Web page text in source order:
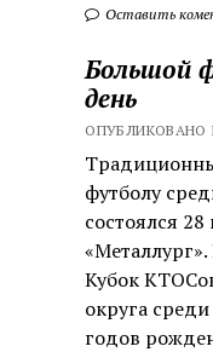
Оставить
Большой
день
ОПУБЛИКОВАНО
футболу
состоялся
Кубок
округа
годов